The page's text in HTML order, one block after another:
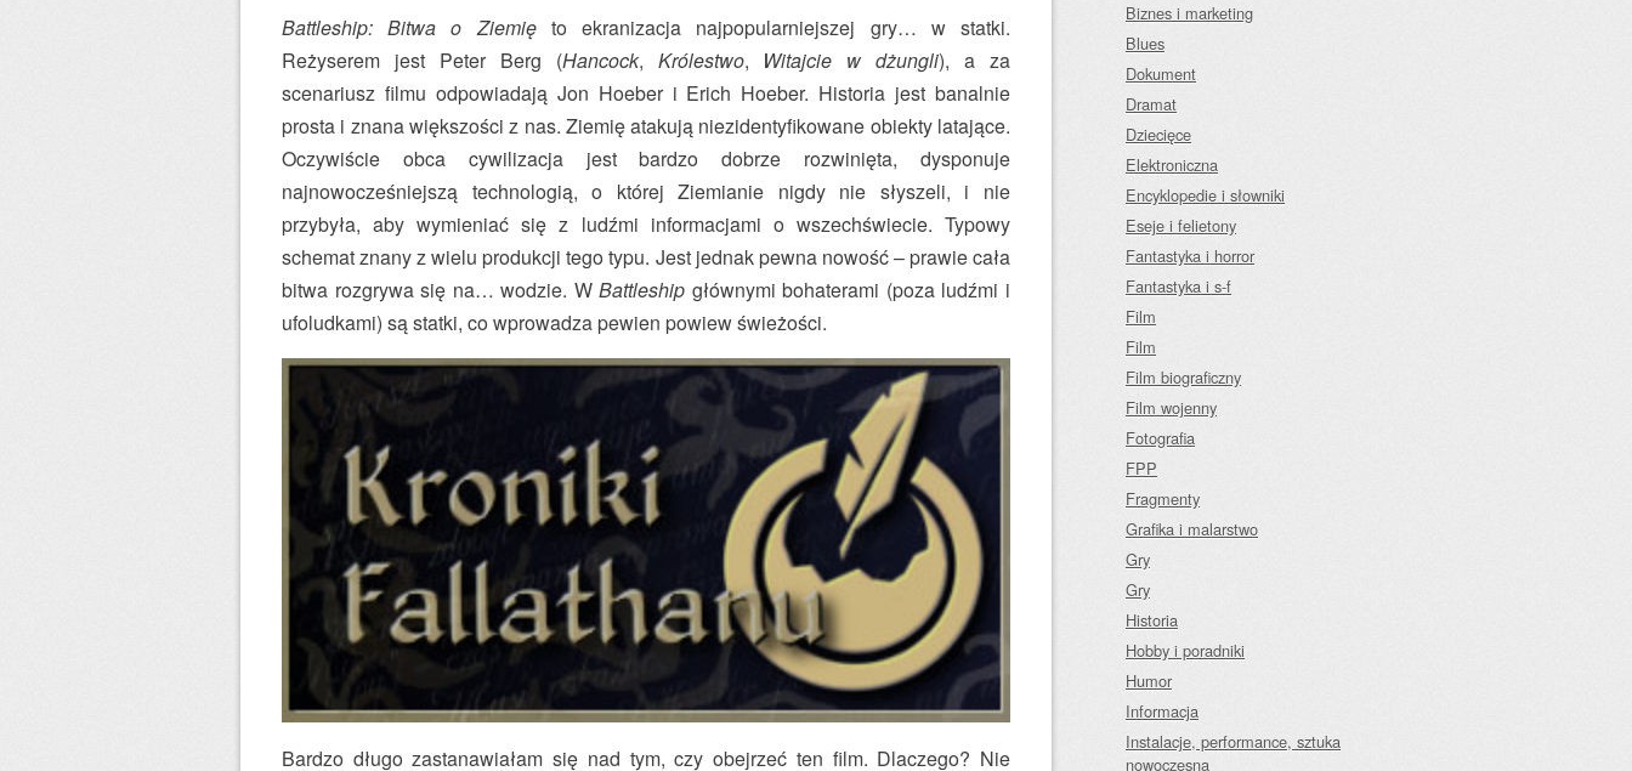
Battleship: Bitwa o Ziemięto ekranizacja najpopularniejszej gry… w statki.
Reżyserem jest Peter Berg (Hancock, Królestwo, Witajcie w dżungli), a za
scenariusz filmu odpowiadają Jon Hoeber i Erich Hoeber. Historia jest banalnie
prosta i znana większości z nas. Ziemię atakują niezidentyfikowane obiekty latające.
Oczywiście obca cywilizacja jest bardzo dobrze rozwinięta, dysponuje
najnowocześniejszą technologią, o której Ziemianie nigdy nie słyszeli, i nie
przybyła, aby wymieniać się z ludźmi informacjami o wszechświecie. Typowy
schemat znany z wielu produkcji tego typu. Jest jednak pewna nowość – prawie cała
bitwa rozgrywa się na… wodzie. WBattleship głównymi bohaterami (poza ludźmi i
ufoludkami) są statki, co wprowadza pewien powiew świeżości.
Bardzo długo zastanawiałam się nad tym, czy obejrzeć ten film. Dlaczego? Nie
Biznes i marketing
Blues
Dokument
Dramat
Dziecięce
Elektroniczna
Encyklopedie i słowniki
Eseje i felietony
Fantastyka i horror
Fantastyka i s-f
Film
Film
Film biograficzny
Film wojenny
Fotografia
FPP
Fragmenty
Grafika i malarstwo
Gry
Gry
Historia
Hobby i poradniki
Humor
Informacja
Instalacje, performance, sztuka
nowoczesna